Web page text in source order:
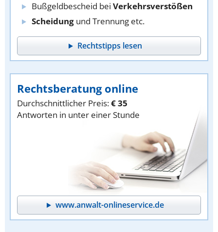
Bußgeldbescheid bei Verkehrsverstößen
Scheidung und Trennung etc.
Rechtstipps lesen
Rechtsberatung online
Durchschnittlicher Preis:€ 35
Antworten in unter einer Stunde
www.anwalt-onlineservice.de